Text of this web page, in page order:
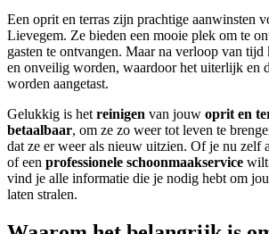
Een oprit en terras zijn prachtige aanwinsten
Lievegem. Ze bieden een mooie plek om te
gasten te ontvangen. Maar na verloop van
en onveilig worden, waardoor het uiterlijk en
worden aangetast.
Gelukkig is het reinigen van jouw oprit en
betaalbaar, om ze zo weer tot leven te
dat ze er weer als nieuw uitzien. Of je nu zelf
of een professionele schoonmaakservice wilt
vind je alle informatie die je nodig hebt om
laten stralen.